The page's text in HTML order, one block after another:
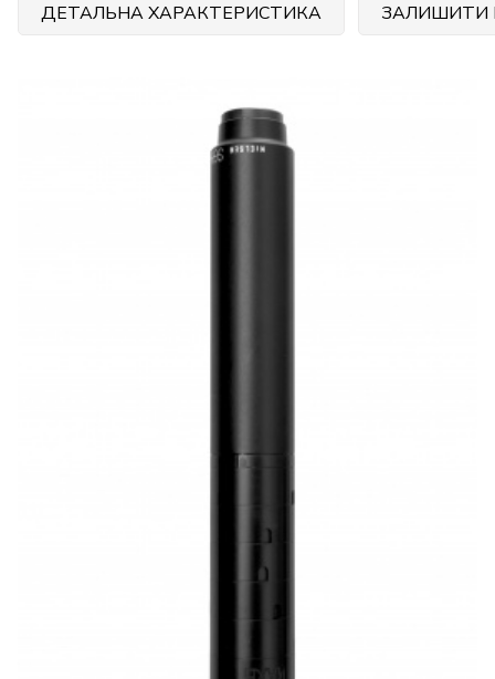
ДЕТАЛЬНА ХАРАКТЕРИСТИКА ЗАЛИШИТИ